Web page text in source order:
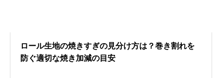
ロール生地の焼きすぎの見分け方は？巻き割れを
防ぐ適切な焼き加減の目安